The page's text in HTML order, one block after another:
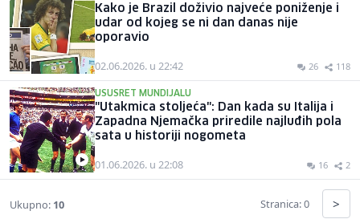
Kako je Brazil doživio najveće poniženje i
udar od kojeg se ni dan danas nije
oporavio
02.06.2026. u 22:42 26 118
USUSRET MUNDIJALU
"Utakmica stoljeća": Dan kada su Italija i
Zapadna Njemačka priredile najluđih pola
sata u historiji nogometa
01.06.2026. u 22:08 16 2
Ukupno: 10 Stranica: 0 >